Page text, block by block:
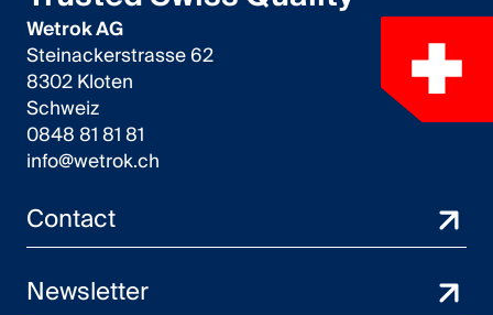
Wetrok AG
Steinackerstrasse 62
8302 Kloten
Schweiz
0848 81 81 81
info@wetrok.ch
Contact
Newsletter